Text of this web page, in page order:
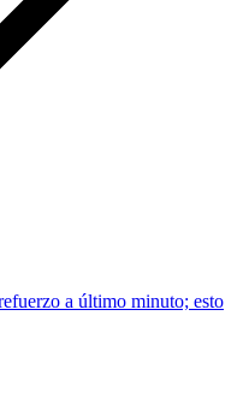
a último minuto; esto